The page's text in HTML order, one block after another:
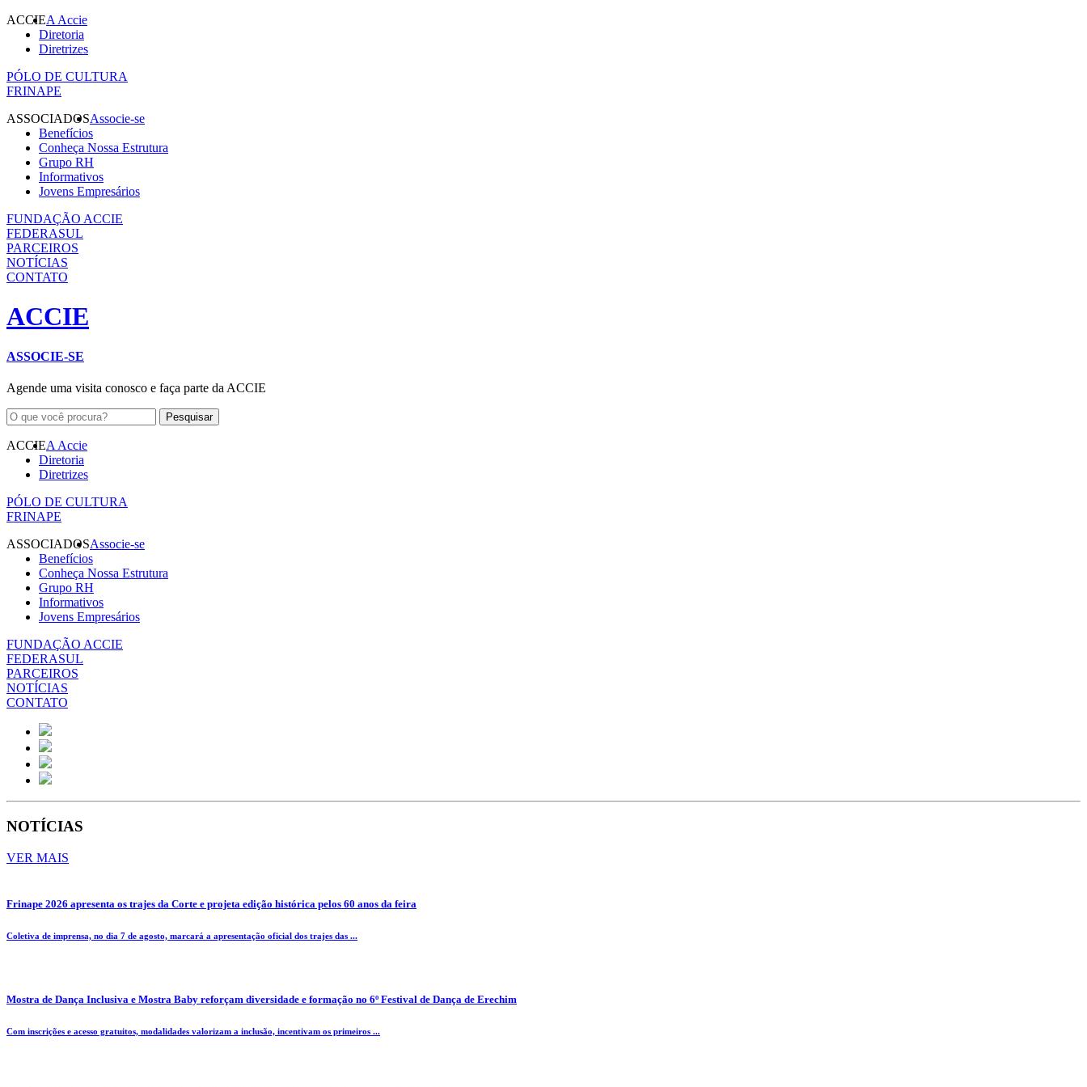
ACCIEA Accie
Diretoria
Diretrizes
PÓLO DE CULTURA
FRINAPE
ASSOCIADOSAssocie-se
Benefícios
Conheça Nossa Estrutura
Grupo RH
Informativos
Jovens Empresários
FUNDAÇÃO ACCIE
FEDERASUL
PARCEIROS
NOTÍCIAS
CONTATO
ACCIE
ASSOCIE-SE
Agende uma visita conosco e faça parte da ACCIE
ACCIEA Accie
Diretoria
Diretrizes
PÓLO DE CULTURA
FRINAPE
ASSOCIADOSAssocie-se
Benefícios
Conheça Nossa Estrutura
Grupo RH
Informativos
Jovens Empresários
FUNDAÇÃO ACCIE
FEDERASUL
PARCEIROS
NOTÍCIAS
CONTATO
NOTÍCIAS
VER MAIS
Frinape 2026 apresenta os trajes da Corte e projeta edição histórica pelos 60 anos da feira
Coletiva de imprensa, no dia 7 de agosto, marcará a apresentação oficial dos trajes das ...
Mostra de Dança Inclusiva e Mostra Baby reforçam diversidade e formação no 6º Festival de Dança de Erechim
Com inscrições e acesso gratuitos, modalidades valorizam a inclusão, incentivam os primeiros ...